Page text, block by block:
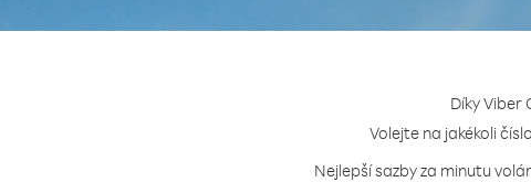
Díky Viber
Volejte na jakékoli
Nejlepší sazby za minutu